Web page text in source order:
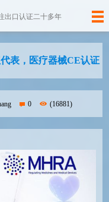
出口认证二十多年
表，医疗器械CE认证
0 (16881)